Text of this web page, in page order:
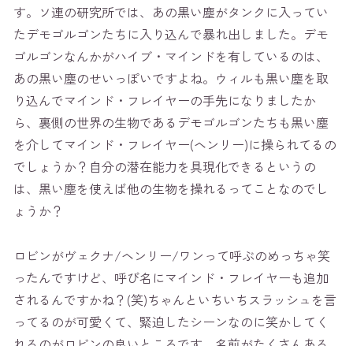
す。ソ連の研究所では、あの黒い塵がタンクに入ってい
たデモゴルゴンたちに入り込んで暴れ出しました。デモ
ゴルゴンなんかがハイブ・マインドを有しているのは、
あの黒い塵のせいっぽいですよね。ウィルも黒い塵を取
り込んでマインド・フレイヤーの手先になりましたか
ら、裏側の世界の生物であるデモゴルゴンたちも黒い塵
を介してマインド・フレイヤー(ヘンリー)に操られてるの
でしょうか？自分の潜在能力を具現化できるというの
は、黒い塵を使えば他の生物を操れるってことなのでし
ょうか？
ロビンがヴェクナ/ヘンリー/ワンって呼ぶのめっちゃ笑
ったんですけど、呼び名にマインド・フレイヤーも追加
されるんですかね？(笑)ちゃんといちいちスラッシュを言
ってるのが可愛くて、緊迫したシーンなのに笑かしてく